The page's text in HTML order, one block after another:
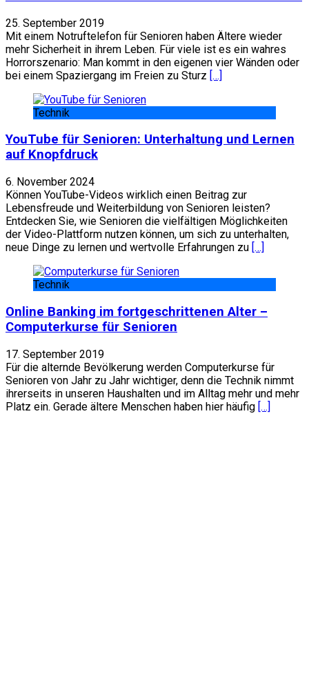
25. September 2019
Mit einem Notruftelefon für Senioren haben Ältere wieder
mehr Sicherheit in ihrem Leben. Für viele ist es ein wahres
Horrorszenario: Man kommt in den eigenen vier Wänden oder
bei einem Spaziergang im Freien zu Sturz […]
Technik
YouTube für Senioren: Unterhaltung und Lernen
auf Knopfdruck
6. November 2024
Können YouTube-Videos wirklich einen Beitrag zur
Lebensfreude und Weiterbildung von Senioren leisten?
Entdecken Sie, wie Senioren die vielfältigen Möglichkeiten
der Video-Plattform nutzen können, um sich zu unterhalten,
neue Dinge zu lernen und wertvolle Erfahrungen zu […]
Technik
Online Banking im fortgeschrittenen Alter –
Computerkurse für Senioren
17. September 2019
Für die alternde Bevölkerung werden Computerkurse für
Senioren von Jahr zu Jahr wichtiger, denn die Technik nimmt
ihrerseits in unseren Haushalten und im Alltag mehr und mehr
Platz ein. Gerade ältere Menschen haben hier häufig […]